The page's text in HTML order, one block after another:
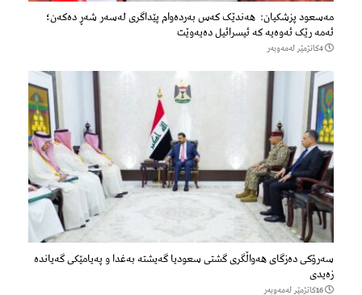
مەسعود پزشكیان: هەندێک کەس بەردەوام پێداگری لەسەر شەڕ دەكەن؛
ئەمە رێک ئەوەیە کە ئیسرائیل دەیەوێت
4كاتژمێر لەمەوبەر
سەرۆكی دەزگای هەواڵگری گشتی سعودیا گەیشتە بەغدا و پەیامێكی گەیاندە
زەیدی
16كاتژمێر لەمەوبەر